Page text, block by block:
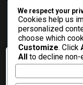
Veri politikasındaki
mevzuata uygun
konumlandırmaktayız.
Nöbetçi Eczaneler
Hava Durumu
Gazeteler
E-BÜLTEN
We respect your
Cookies help us
personalized
choose which
Customize. Click
All to decline